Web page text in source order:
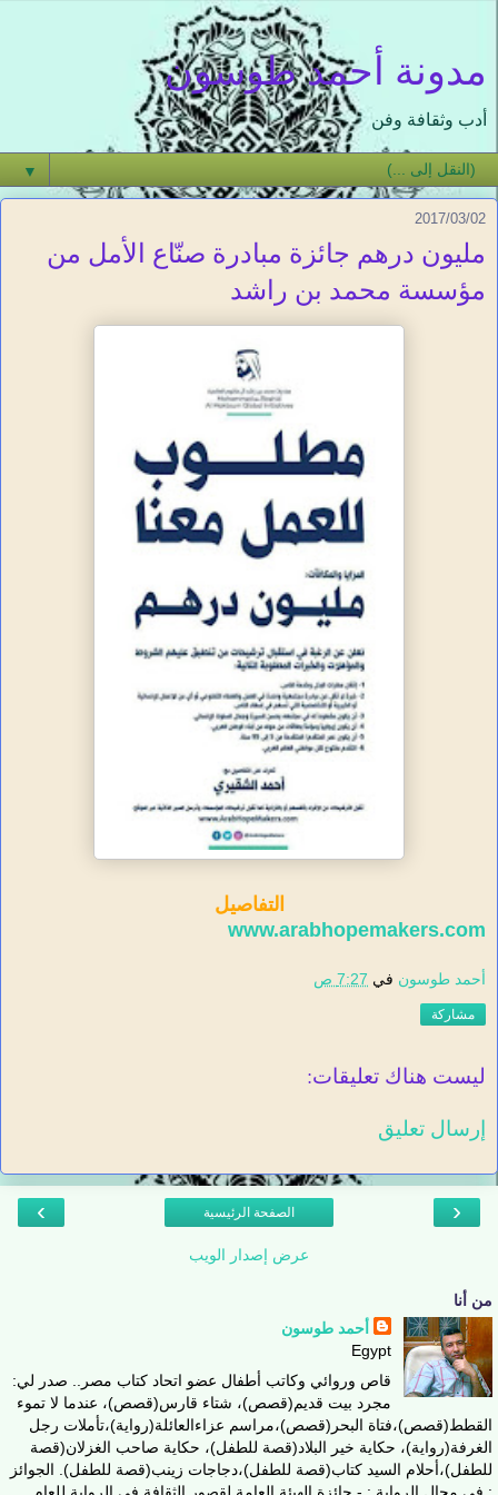
مدونة أحمد طوسون
أدب وثقافة وفن
▼
2017/03/02
مليون درهم جائزة مبادرة صنّاع الأمل من
مؤسسة محمد بن راشد
التفاصيل
www.arabhopemakers.com
أحمد طوسون في 7:27 ص
مشاركة
ليست هناك تعليقات:
إرسال تعليق
‹
› الصفحة الرئيسية
عرض إصدار الويب
من أنا
أحمد طوسون
Egypt
قاص وروائي وكاتب أطفال عضو اتحاد كتاب مصر.. صدر لي:
مجرد بيت قديم(قصص)، شتاء قارس(قصص)، عندما لا تموء
القطط(قصص)،فتاة البحر(قصص)،مراسم عزاءالعائلة(رواية)،تأملات رجل
الغرفة(رواية)، حكاية خير البلاد(قصة للطفل)، حكاية صاحب الغزلان(قصة
للطفل)،أحلام السيد كتاب(قصة للطفل)،دجاجات زينب(قصة للطفل). الجوائز